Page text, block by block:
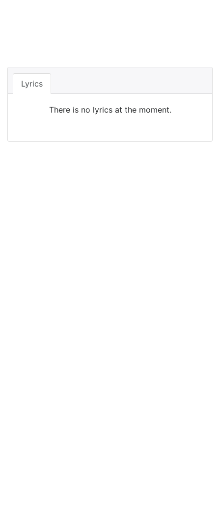
Lyrics
There is no lyrics at the moment.